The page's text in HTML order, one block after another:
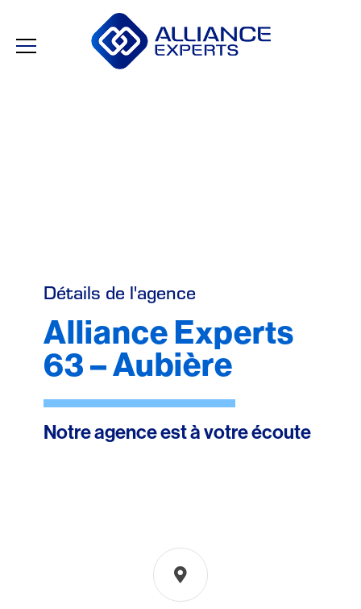
Détails de l'agence
Alliance Experts
63 – Aubière
Notre agence est à votre écoute